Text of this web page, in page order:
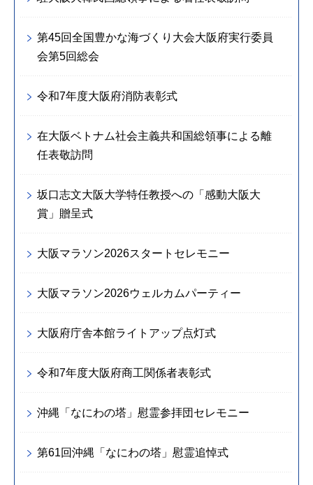
第45回全国豊かな海づくり大会大阪府実行委員
会第5回総会
令和7年度大阪府消防表彰式
在大阪ベトナム社会主義共和国総領事による離
任表敬訪問
坂口志文大阪大学特任教授への「感動大阪大
賞」贈呈式
大阪マラソン2026スタートセレモニー
大阪マラソン2026ウェルカムパーティー
大阪府庁舎本館ライトアップ点灯式
令和7年度大阪府商工関係者表彰式
沖縄「なにわの塔」慰霊参拝団セレモニー
第61回沖縄「なにわの塔」慰霊追悼式